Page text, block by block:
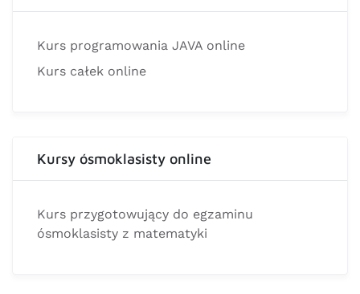
Kurs programowania JAVA online
Kurs całek online
Kursy ósmoklasisty online
Kurs przygotowujący do egzaminu
ósmoklasisty z matematyki